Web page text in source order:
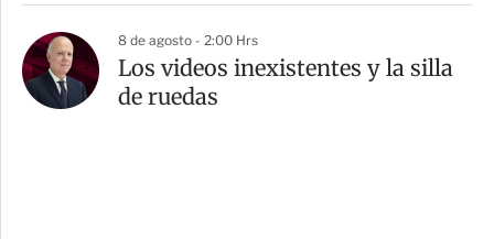
8 de agosto - 2:00 Hrs
Los videos inexistentes y la silla
de ruedas